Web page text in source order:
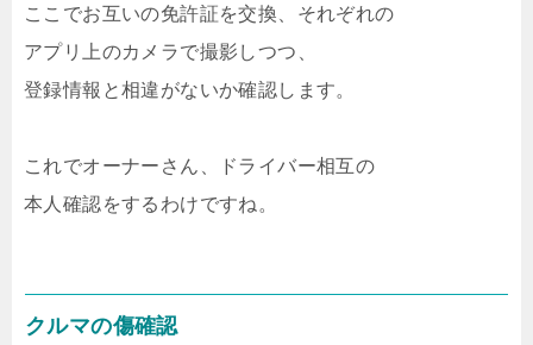
ここでお互いの免許証を交換、それぞれの
アプリ上のカメラで撮影しつつ、
登録情報と相違がないか確認します。
これでオーナーさん、ドライバー相互の
本人確認をするわけですね。
クルマの傷確認